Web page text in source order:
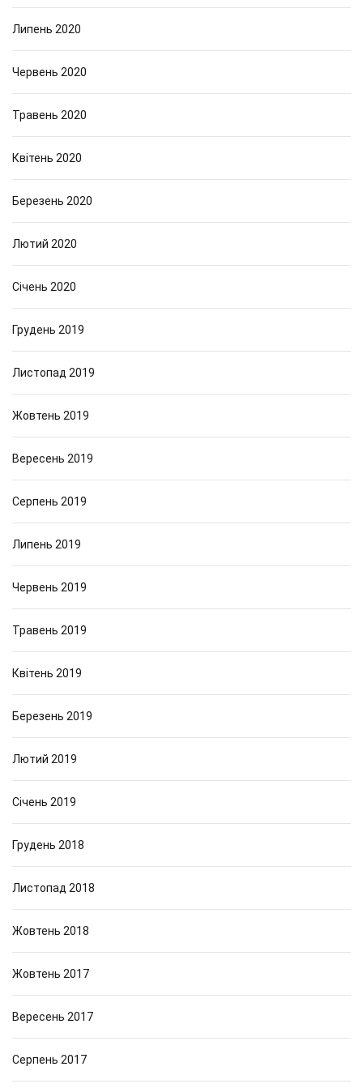
Липень 2020
Червень 2020
Травень 2020
Квітень 2020
Березень 2020
Лютий 2020
Січень 2020
Грудень 2019
Листопад 2019
Жовтень 2019
Вересень 2019
Серпень 2019
Липень 2019
Червень 2019
Травень 2019
Квітень 2019
Березень 2019
Лютий 2019
Січень 2019
Грудень 2018
Листопад 2018
Жовтень 2018
Жовтень 2017
Вересень 2017
Серпень 2017